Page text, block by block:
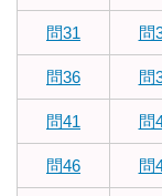
問31 問
問36 問
問41 問
問46 問